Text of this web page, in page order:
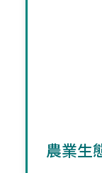
農業生